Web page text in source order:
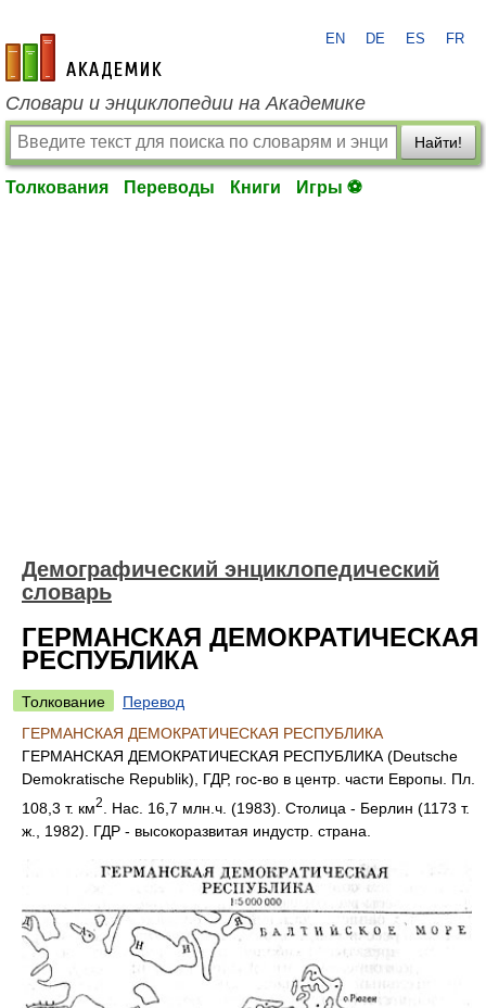
academic.ru
EN DE ES FR
Словари и энциклопедии на Академике
Найти!
Толкования Переводы Книги Игры ⚽
Демографический энциклопедический
словарь
ГЕРМАНСКАЯ ДЕМОКРАТИЧЕСКАЯ
РЕСПУБЛИКА
Толкование
Перевод
ГЕРМАНСКАЯ ДЕМОКРАТИЧЕСКАЯ РЕСПУБЛИКА
ГЕРМАНСКАЯ ДЕМОКРАТИЧЕСКАЯ РЕСПУБЛИКА (Deutsche
Demokratische Republik), ГДР, гос-во в центр. части Европы. Пл.
108,3 т. км2
. Нас. 16,7 млн.ч. (1983). Столица - Берлин (1173 т.
ж., 1982). ГДР - высокоразвитая индустр. страна.